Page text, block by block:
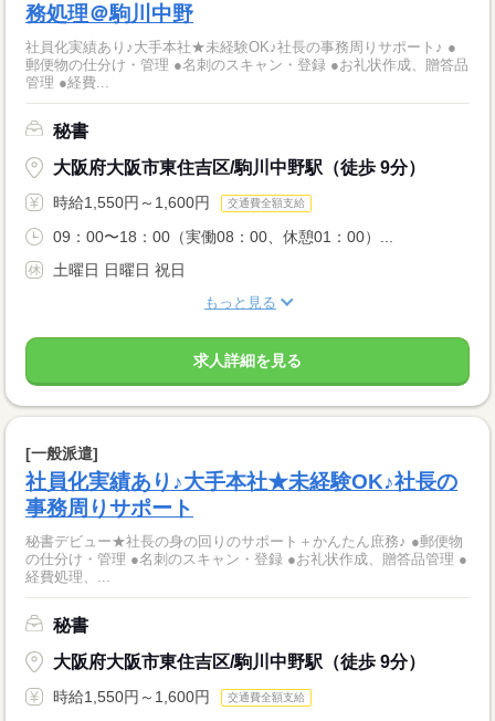
務処理＠駒川中野
社員化実績あり♪大手本社★未経験OK♪社長の事務周りサポート♪ ●
郵便物の仕分け・管理 ●名刺のスキャン・登録 ●お礼状作成、贈答品
管理 ●経費...
秘書
大阪府大阪市東住吉区/駒川中野駅（徒歩 9分）
時給1,550円～1,600円 交通費全額支給
09：00〜18：00（実働08：00、休憩01：00）...
土曜日 日曜日 祝日
もっと見る
求人詳細を見る
[一般派遣]
社員化実績あり♪大手本社★未経験OK♪社長の
事務周りサポート
秘書デビュー★社長の身の回りのサポート＋かんたん庶務♪ ●郵便物
の仕分け・管理 ●名刺のスキャン・登録 ●お礼状作成、贈答品管理 ●
経費処理、...
秘書
大阪府大阪市東住吉区/駒川中野駅（徒歩 9分）
時給1,550円～1,600円 交通費全額支給